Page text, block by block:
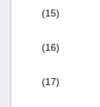
(15)
(16)
(17)